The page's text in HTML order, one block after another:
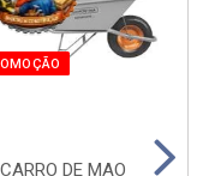
CARRO DE MAO